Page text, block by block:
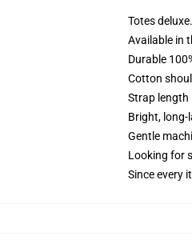
Totes
Available in
Durable
Cotton
Strap length
Bright, long-
Gentle
Looking for
Since every